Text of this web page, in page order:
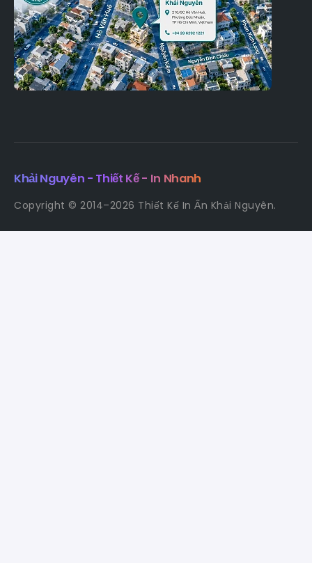
Khải Nguyên - Thiết Kế - In Nhanh
Copyright © 2014–2026 Thiết Kế In Ấn Khải Nguyên.